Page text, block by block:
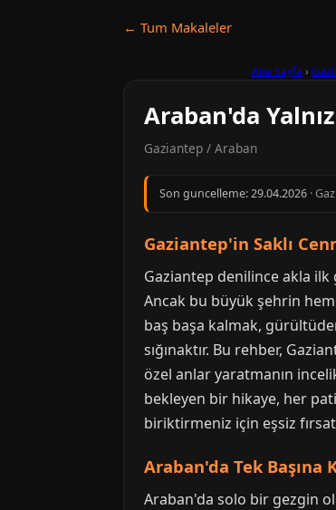
← Tum Makaleler
Ana Sayfa ›
Araban'da
Gaziantep / Araban
Son guncelleme:29.04.2026 ·
Gaziantep'in Saklı
Gaziantep denilince akla
Ancak bu büyük şehrin
baş başa kalmak,
sığınaktır. Bu rehber,
özel anlar yaratmanın
bekleyen bir hikaye, her
biriktirmeniz için eşsiz
Araban'da Tek Başına
Araban'da solo bir gezgin